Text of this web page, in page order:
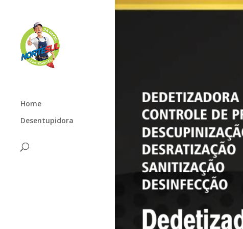
Home
Desentupidora